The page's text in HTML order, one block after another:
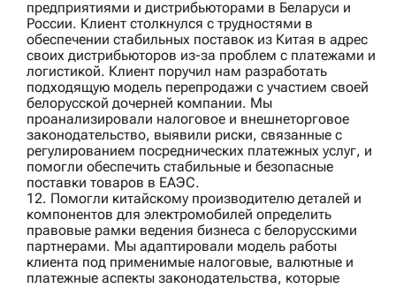
предприятиями и дистрибьюторами в Беларуси и
России. Клиент столкнулся с трудностями в
обеспечении стабильных поставок из Китая в адрес
своих дистрибьюторов из-за проблем с платежами и
логистикой. Клиент поручил нам разработать
подходящую модель перепродажи с участием своей
белорусской дочерней компании. Мы
проанализировали налоговое и внешнеторговое
законодательство, выявили риски, связанные с
регулированием посреднических платежных услуг, и
помогли обеспечить стабильные и безопасные
поставки товаров в ЕАЭС.
12. Помогли китайскому производителю деталей и
компонентов для электромобилей определить
правовые рамки ведения бизнеса с белорусскими
партнерами. Мы адаптировали модель работы
клиента под применимые налоговые, валютные и
платежные аспекты законодательства, которые